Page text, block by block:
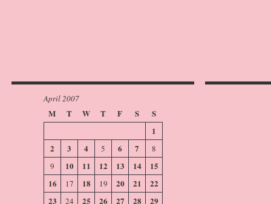
April 2007
M T W T F S
S
1
2
3 4 5 6 7
8
9
10 11 12 13 14
15
16
17 18 19 20 21
22
23
24 25 26 27 28
29